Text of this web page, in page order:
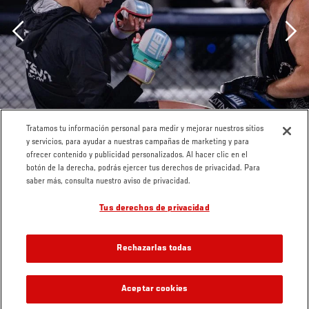
Previous
Macy Chiasson trains at the UFC Performance Institute
on July 21, 2021. (Photo by Zac Pacleb)
Tratamos tu información personal para medir y mejorar nuestros sitios
y servicios, para ayudar a nuestras campañas de marketing y para
ofrecer contenido y publicidad personalizados. Al hacer clic en el
botón de la derecha, podrás ejercer tus derechos de privacidad. Para
saber más, consulta nuestro aviso de privacidad.
Tus derechos de privacidad
Rechazarlas todas
Aceptar cookies